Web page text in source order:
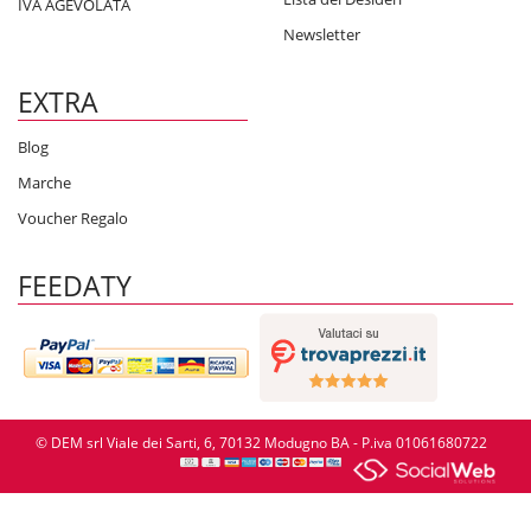
IVA AGEVOLATA
Newsletter
EXTRA
Blog
Marche
Voucher Regalo
FEEDATY
© DEM srl Viale dei Sarti, 6, 70132 Modugno BA - P.iva 01061680722